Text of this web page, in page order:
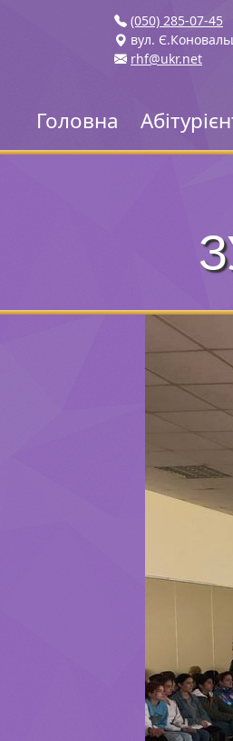
Головна
(050) 285-07-45
вул.
rhf@ukr.net